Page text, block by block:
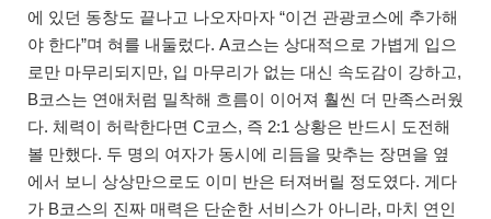
에 있던 동창도 끝나고 나오자마자 “이건 관광코스에 추가해
야 한다”며 혀를 내둘렀다. A코스는 상대적으로 가볍게 입으
로만 마무리되지만, 입 마무리가 없는 대신 속도감이 강하고,
B코스는 연애처럼 밀착해 흐름이 이어져 훨씬 더 만족스러웠
다. 체력이 허락한다면 C코스, 즉 2:1 상황은 반드시 도전해
볼 만했다. 두 명의 여자가 동시에 리듬을 맞추는 장면을 옆
에서 보니 상상만으로도 이미 반은 터져버릴 정도였다. 게다
가 B코스의 진짜 매력은 단순한 서비스가 아니라, 마치 연인